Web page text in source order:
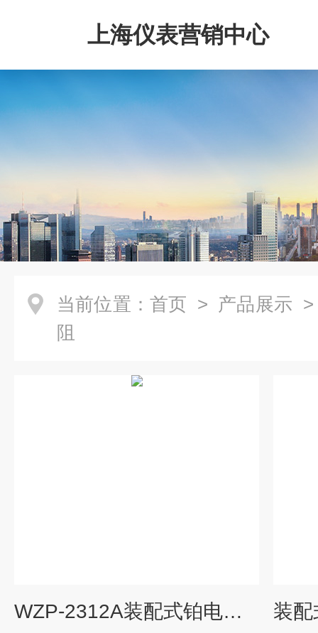
上海仪表营销中心
当前位置： 首页 > 产品展示
阻
WZP-2312A装配式铂电阻（采用引进铂电阻元件）